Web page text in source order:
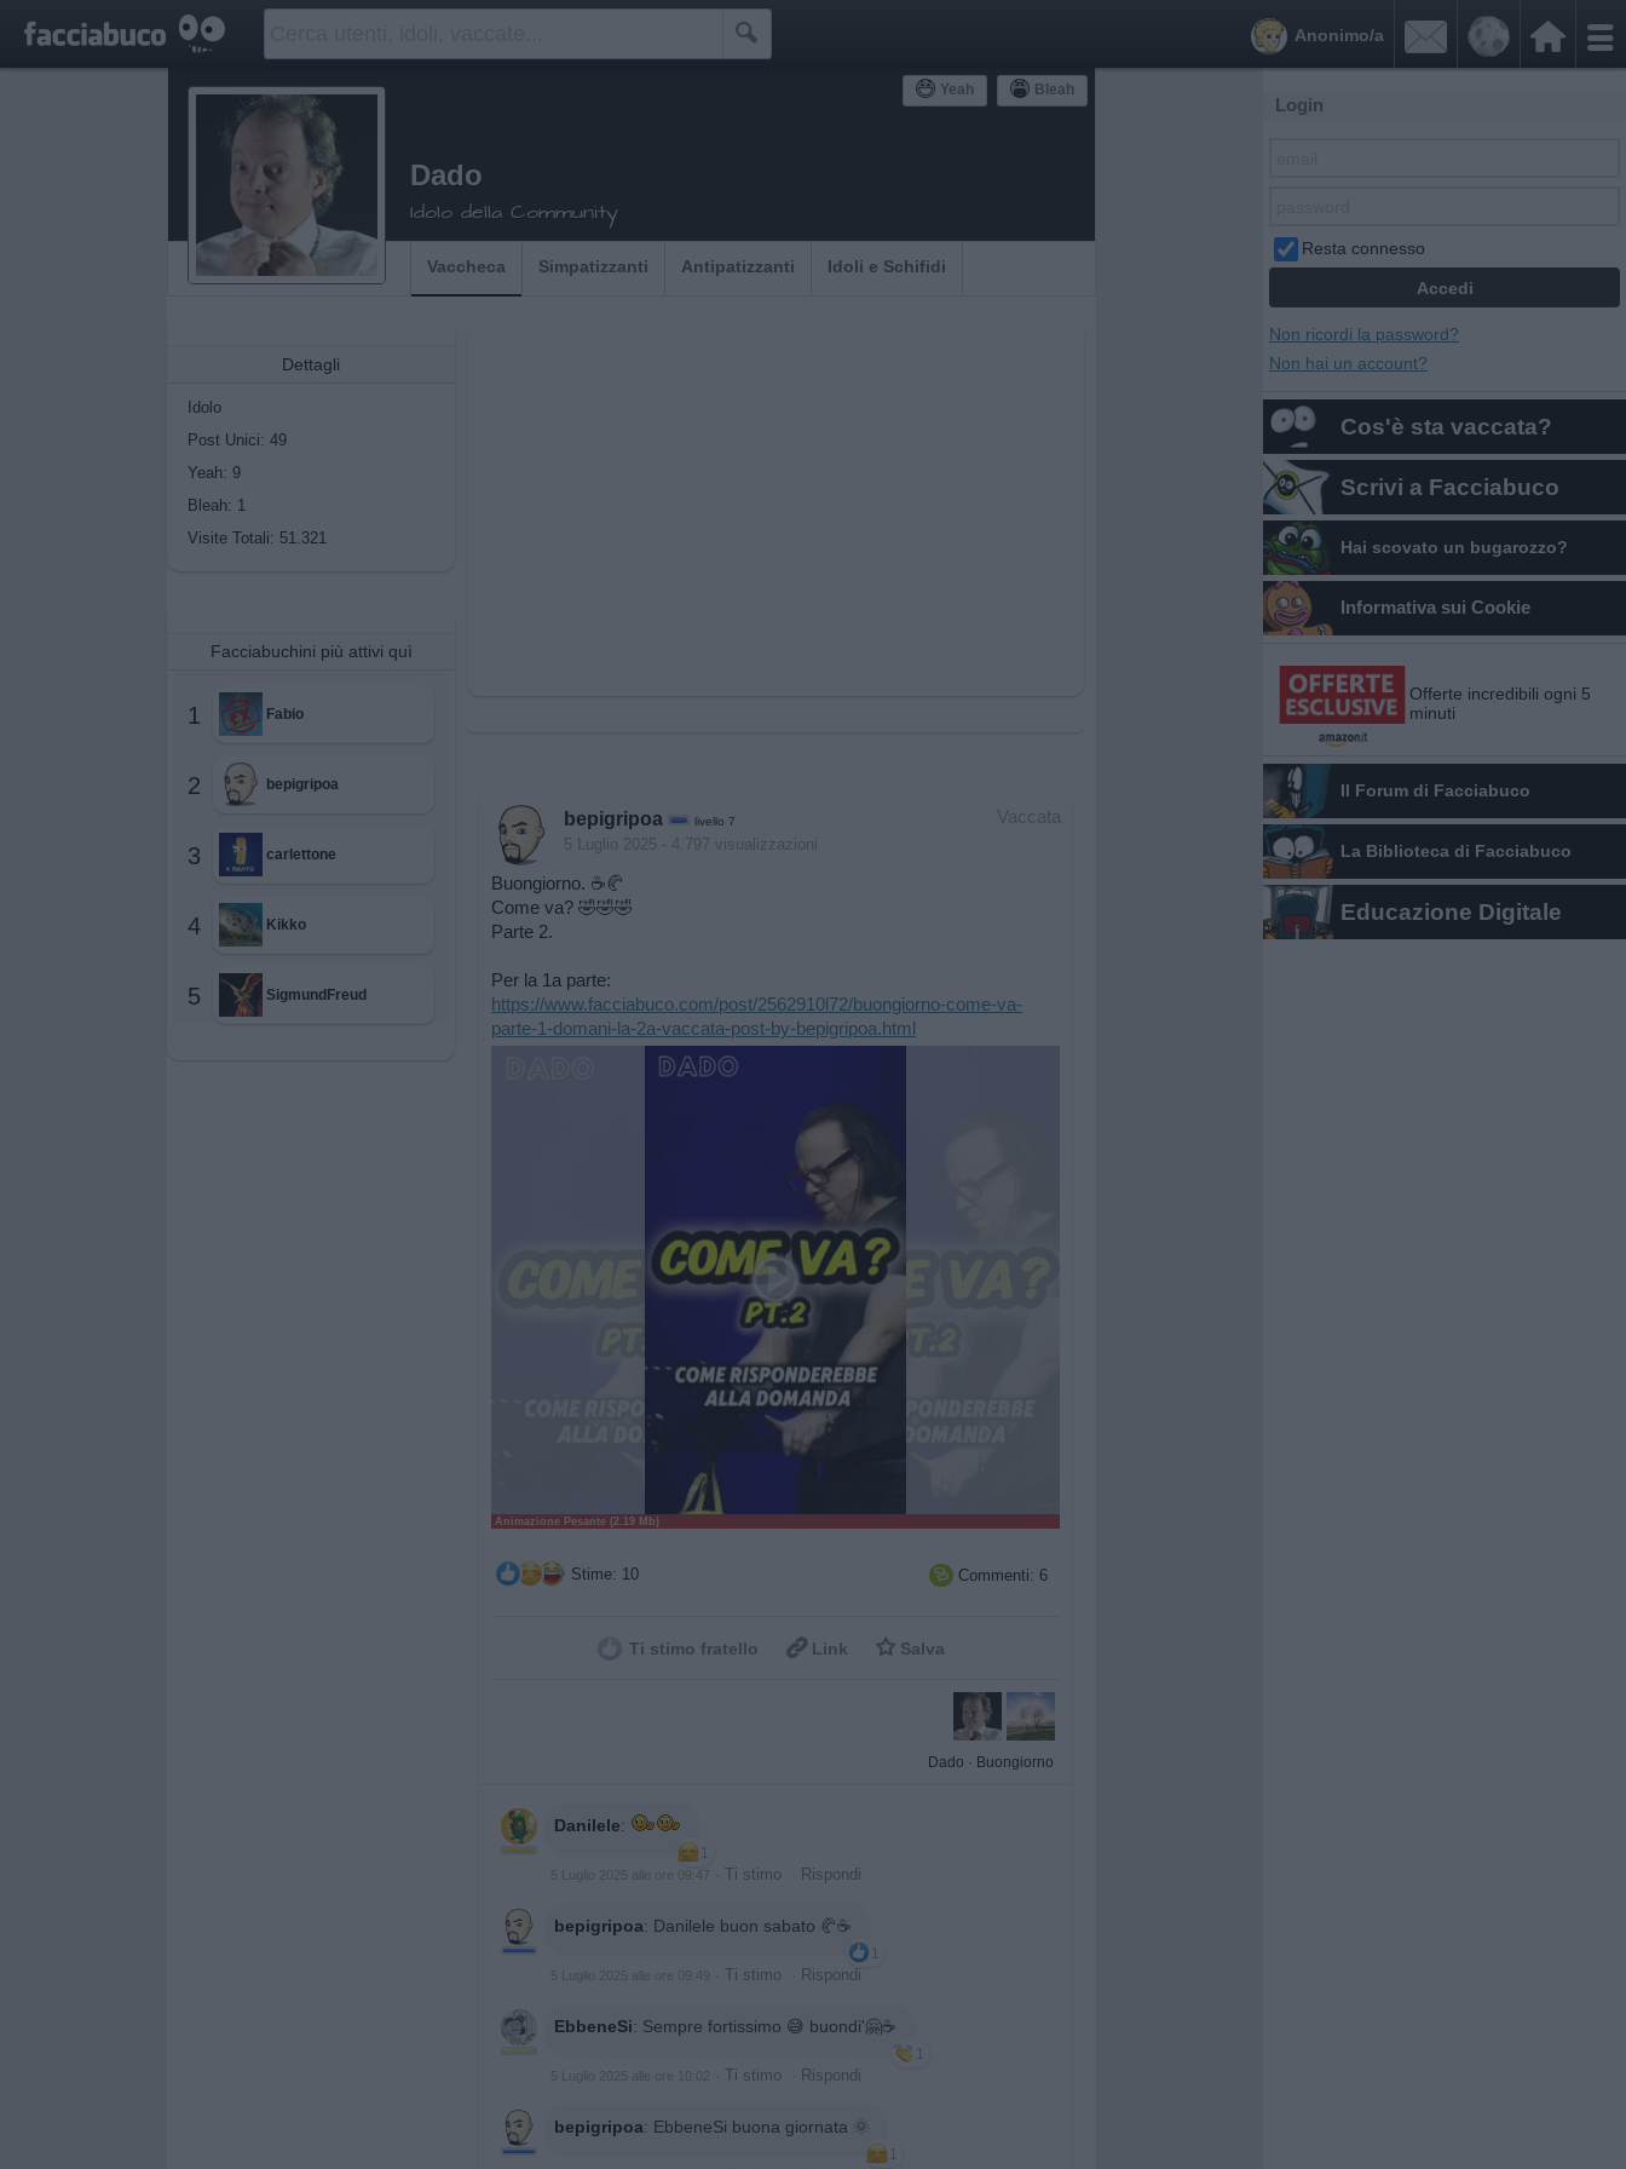
 

Anonimo/a
Yeah Bleah
Dado
Idolo della Community
Vaccheca Simpatizzanti Antipatizzanti Idoli e Schifidi
Dettagli
Idolo
Post Unici: 49
Yeah: 9
Bleah: 1
Visite Totali: 51.321
Facciabuchini più attivi quì
1 Fabio
2 bepigripoa
3 carlettone
4 Kikko
5 SigmundFreud
Vaccata
bepigripoa livello 7
5 Luglio 2025 - 4.797 visualizzazioni
Buongiorno. ☕️🥐
Come va? 🤣🤣🤣
Parte 2.
Per la 1a parte:
https://www.facciabuco.com/post/2562910l72/buongiorno-come-va-
parte-1-domani-la-2a-vaccata-post-by-bepigripoa.html
Animazione Pesante (2.19 Mb)
Stime: 10  Commenti: 6
Ti stimo fratello  Link  Salva
Dado · Buongiorno
Danilele:
1
5 Luglio 2025 alle ore 09:47 Ti stimo Rispondi
bepigripoa: Danilele buon sabato 🥐☕️
1
5 Luglio 2025 alle ore 09:49 Ti stimo Rispondi
EbbeneSi: Sempre fortissimo 😅 buondi'🤗☕
1
5 Luglio 2025 alle ore 10:02 Ti stimo Rispondi
bepigripoa: EbbeneSi buona giornata 🌞
1
Login
Resta connesso
Non ricordi la password?
Non hai un account?
Cos'è sta vaccata?
Scrivi a Facciabuco
Hai scovato un bugarozzo?
Informativa sui Cookie
Offerte incredibili ogni 5
minuti
Il Forum di Facciabuco
La Biblioteca di Facciabuco
Educazione Digitale